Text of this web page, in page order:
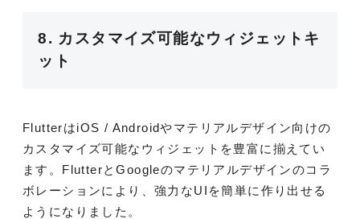
8. カスタマイズ可能なウィジェットキ
ット
FlutterはiOS / Androidやマテリアルデザイン向けの
カスタマイズ可能なウィジェットを豊富に揃えてい
ます。FlutterとGoogleのマテリアルデザインのコラ
ボレーションにより、強力なUIを簡単に作り出せる
ようになりました。